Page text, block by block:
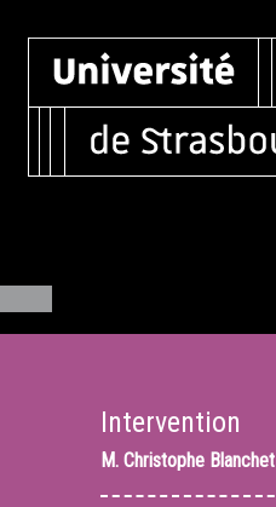
Intervention
M. Christophe Blanchet